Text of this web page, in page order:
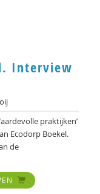
Interview
praktijken’
Ecodorp Boekel.
de